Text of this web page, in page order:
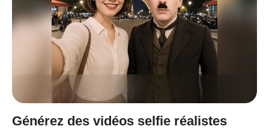
Générez des vidéos selfie réalistes